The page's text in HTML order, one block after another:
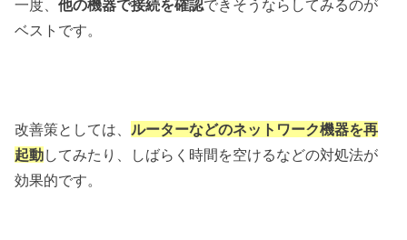
一度、他の機器で接続を確認できそうならしてみるのが
ベストです。
改善策としては、 ルーターなどのネットワーク機器を再
起動してみたり、しばらく時間を空けるなどの対処法が
効果的です。